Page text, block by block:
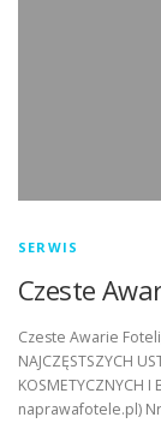
SERWIS
Czeste
Czeste Awarie
NAJCZĘSTSZYCH
KOSMETYCZNYCH
naprawafotele.pl)